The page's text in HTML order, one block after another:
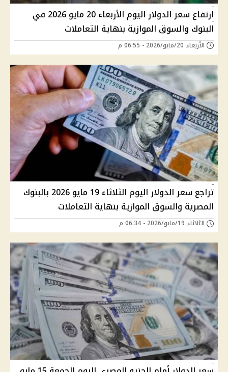
ارتفاع سعر الدولار اليوم الأربعاء 20 مايو 2026 في
البنوك والسوق الموازية بنهاية التعاملات
الأربعاء 20/مايو/2026 - 06:55 م
تراجع سعر الدولار اليوم الثلاثاء 19 مايو 2026 بالبنوك
المصرية والسوق الموازية بنهاية التعاملات
الثلاثاء 19/مايو/2026 - 06:34 م